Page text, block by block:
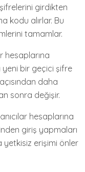
şifrelerini girdikten
kodu alırlar. Bu
tamamlar.
hesaplarına
bir geçici şifre
daha
sonra değişir.
hesaplarına
giriş yapmaları
yetkisiz erişimi önler